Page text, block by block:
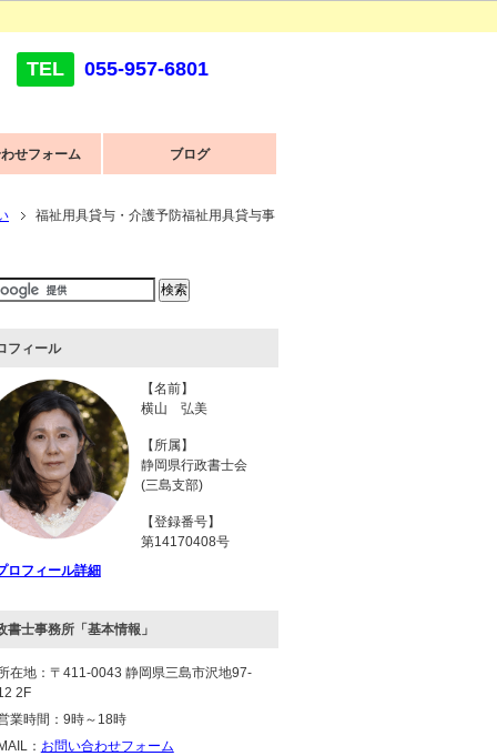
TEL 055-957-6801
せフォーム ブログ
福祉用具貸与・介護予防福祉用具貸与事
フィール
【名前】
横山 弘美
【所属】
静岡県行政書士会
(三島支部)
【登録番号】
第14170408号
ロフィール詳細
書士事務所「基本情報」
在地：〒411-0043 静岡県三島市沢地97-
2F
業時間：9時～18時
： お問い合わせフォーム